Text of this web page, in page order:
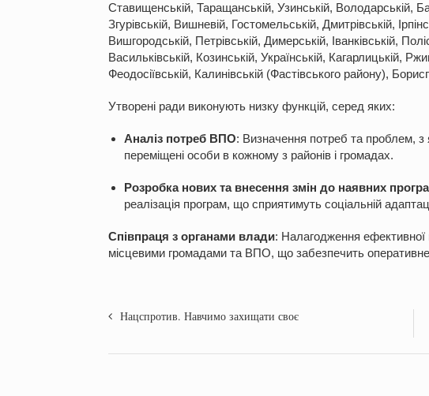
Ставищенській, Таращанській, Узинській, Володарській,
Згурівській, Вишневій, Гостомельській, Дмитрівській,
Вишгородській, Петрівській, Димерській, Іванківській,
Васильківській, Козинській, Українській, Кагарлицькій,
Феодосіївській, Калинівській (Фастівського району),
Утворені ради виконують низку функцій, серед яких:
Аналіз потреб ВПО: Визначення потреб та проблем,
переміщені особи в кожному з районів і громадах.
Розробка нових та внесення змін до наявних
реалізація програм, що сприятимуть соціальній
Співпраця з органами влади: Налагодження ефективної
місцевими громадами та ВПО, що забезпечить оперативне
Нацспротив. Навчимо захищати своє